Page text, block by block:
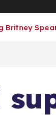
Britney